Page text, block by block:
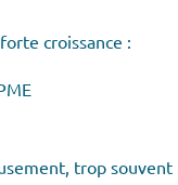
croissance :
trop souvent